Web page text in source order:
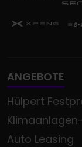
ANGEBOTE
Hülpert
Auto Leasing